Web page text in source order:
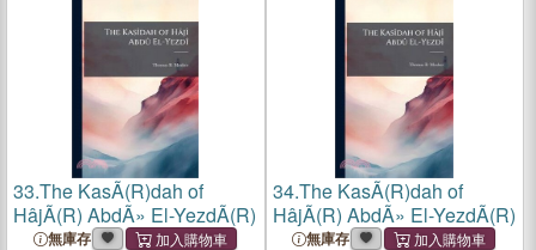
33.The KasÃ(R)dah of
HâjÃ(R) AbdÃ» El-YezdÃ(R)
無庫存
34.The KasÃ(R)dah of
HâjÃ(R) AbdÃ» El-YezdÃ(R)
無庫存